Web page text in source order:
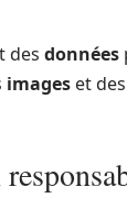
des données
images et